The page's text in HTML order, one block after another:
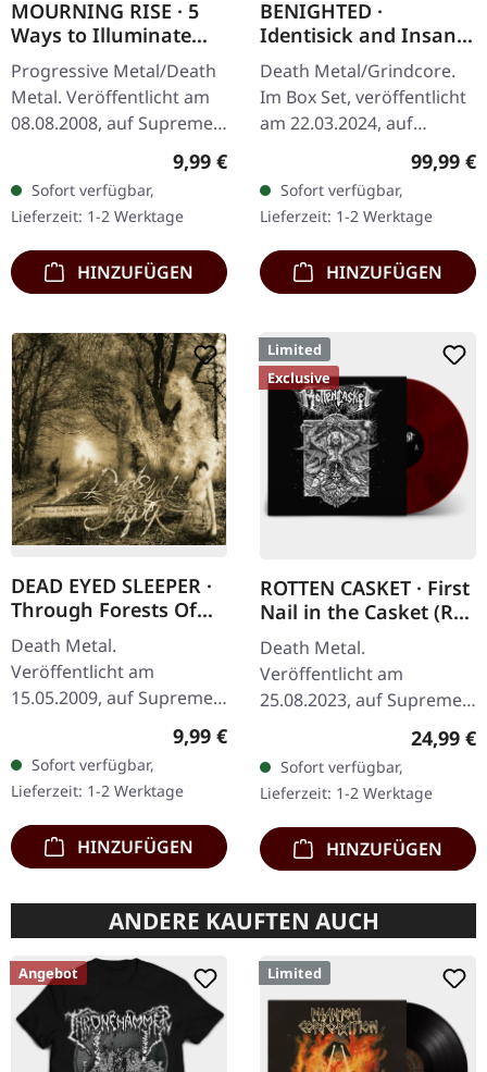
MOURNING RISE · 5
Ways to Illuminate
Silence | DIGIPAK CD
Progressive Metal/Death
Metal. Veröffentlicht am
08.08.2008, auf Supreme
Chaos Records. Limitierte
CD-Version im DigiPak mit
12-seitgem Booklet.…
Regulärer Preis:
9,99 €
Sofort verfügbar,
Lieferzeit: 1-2 Werktage
HINZUFÜGEN
BENIGHTED ·
Identisick and Insane
Cephalic Production |
INSANE WOODEN
BOXSET
Death Metal/Grindcore.
Im Box Set, veröffentlicht
am 22.03.2024, auf
Supreme Chaos Records.
Schwere graue Holzbox
mit den Alben 'Identisick'
und…
99,99 €
Sofort verfügbar,
Lieferzeit: 1-2 Werktage
HINZUFÜGEN
DEAD EYED SLEEPER ·
Through Forests Of
Nonentities | CD
Death Metal.
Veröffentlicht am
15.05.2009, auf Supreme
Chaos Records. CD im
Jewelcase mit 16-seitigem
Booklet. Was passiert,
wenn man die…
Regulärer Preis:
9,99 €
Sofort verfügbar,
Lieferzeit: 1-2 Werktage
HINZUFÜGEN
Limited
Exclusive
ROTTEN CASKET · First
Nail in the Casket (Re-
Release) | RED/BLACK
LP
Death Metal.
Veröffentlicht am
25.08.2023, auf Supreme
Chaos Records. SCR
exklusiv! Re-Release auf
transparent rot/schwarz
marmoriertem Vinyl,…
24,99 €
Sofort verfügbar,
Lieferzeit: 1-2 Werktage
HINZUFÜGEN
ANDERE KAUFTEN AUCH
Angebot Limited